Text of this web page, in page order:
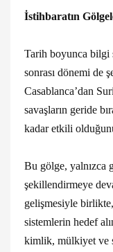
İstihbaratın
Tarih boyunca bilgi
sonrası dönemi de
Casablanca’dan
savaşların geride
kadar etkili
Bu gölge, yalnızca
şekillendirmeye
gelişmesiyle
sistemlerin hedef
kimlik, mülkiyet ve